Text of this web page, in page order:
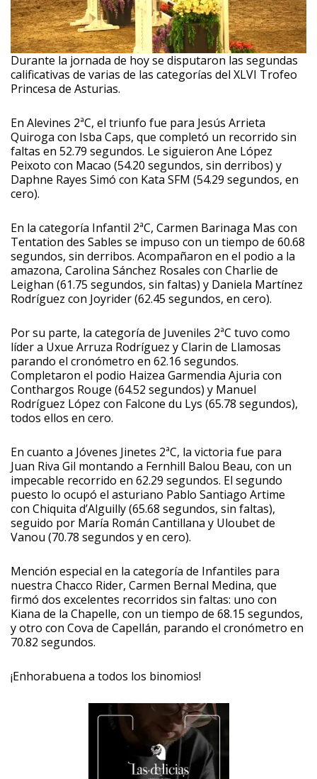
Durante la jornada de hoy se disputaron las segundas
calificativas de varias de las categorías del XLVI Trofeo
Princesa de Asturias.
En Alevines 2ªC, el triunfo fue para Jesús Arrieta
Quiroga con Isba Caps, que completó un recorrido sin
faltas en 52.79 segundos. Le siguieron Ane López
Peixoto con Macao (54.20 segundos, sin derribos) y
Daphne Rayes Simó con Kata SFM (54.29 segundos, en
cero).
En la categoría Infantil 2ªC, Carmen Barinaga Mas con
Tentation des Sables se impuso con un tiempo de 60.68
segundos, sin derribos. Acompañaron en el podio a la
amazona, Carolina Sánchez Rosales con Charlie de
Leighan (61.75 segundos, sin faltas) y Daniela Martínez
Rodríguez con Joyrider (62.45 segundos, en cero).
Por su parte, la categoría de Juveniles 2ªC tuvo como
líder a Uxue Arruza Rodríguez y Clarin de Llamosas
parando el cronómetro en 62.16 segundos.
Completaron el podio Haizea Garmendia Ajuria con
Conthargos Rouge (64.52 segundos) y Manuel
Rodríguez López con Falcone du Lys (65.78 segundos),
todos ellos en cero.
En cuanto a Jóvenes Jinetes 2ªC, la victoria fue para
Juan Riva Gil montando a Fernhill Balou Beau, con un
impecable recorrido en 62.29 segundos. El segundo
puesto lo ocupó el asturiano Pablo Santiago Artime
con Chiquita d’Alguilly (65.68 segundos, sin faltas),
seguido por María Román Cantillana y Uloubet de
Vanou (70.78 segundos y en cero).
Mención especial en la categoría de Infantiles para
nuestra Chacco Rider, Carmen Bernal Medina, que
firmó dos excelentes recorridos sin faltas: uno con
Kiana de la Chapelle, con un tiempo de 68.15 segundos,
y otro con Cova de Capellán, parando el cronómetro en
70.82 segundos.
¡Enhorabuena a todos los binomios!